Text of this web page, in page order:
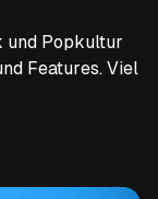
und Popkultur
Features. Viel